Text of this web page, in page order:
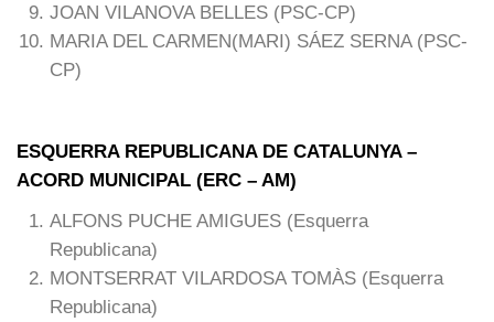
JOAN VILANOVA BELLES (PSC-CP)
MARIA DEL CARMEN(MARI) SÁEZ SERNA (PSC-
CP)
ESQUERRA REPUBLICANA DE CATALUNYA –
ACORD MUNICIPAL (ERC – AM)
ALFONS PUCHE AMIGUES (Esquerra
Republicana)
MONTSERRAT VILARDOSA TOMÀS (Esquerra
Republicana)